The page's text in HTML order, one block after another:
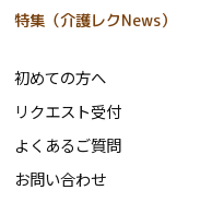
特集（介護レクNews）
初めての方へ
リクエスト受付
よくあるご質問
お問い合わせ